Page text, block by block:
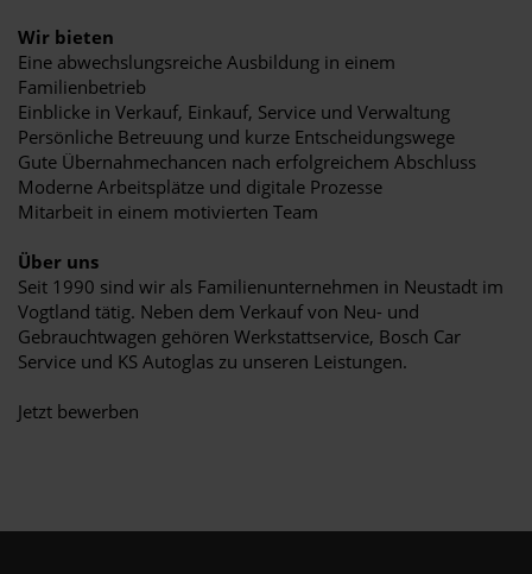
Wir bieten
Eine abwechslungsreiche Ausbildung in einem
Familienbetrieb
Einblicke in Verkauf, Einkauf, Service und Verwaltung
Persönliche Betreuung und kurze Entscheidungswege
Gute Übernahmechancen nach erfolgreichem Abschluss
Moderne Arbeitsplätze und digitale Prozesse
Mitarbeit in einem motivierten Team
Über uns
Seit 1990 sind wir als Familienunternehmen in Neustadt im
Vogtland tätig. Neben dem Verkauf von Neu- und
Gebrauchtwagen gehören Werkstattservice, Bosch Car
Service und KS Autoglas zu unseren Leistungen.
Jetzt bewerben